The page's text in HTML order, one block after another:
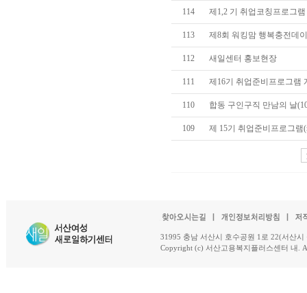
114 제1,2 기 취업코칭프로그
113 제8회 워킹맘 행복충전데
112 새일센터 홍보현장
111 제16기 취업준비프로그램
110 합동 구인구직 만남의 날
109 제 15기 취업준비프로그램
31995 충남 서산시 호수공원 1로 22(서산
Copyright (c) 서산고용복지플러스센터 내.